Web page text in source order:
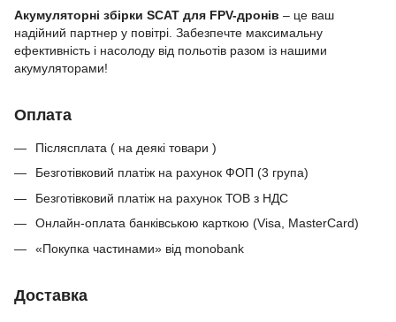
Акумуляторні збірки SCAT для FPV-дронів – це ваш
надійний партнер у повітрі. Забезпечте максимальну
ефективність і насолоду від польотів разом із нашими
акумуляторами!
Оплата
Післясплата ( на деякі товари )
Безготівковий платіж на рахунок ФОП (3 група)
Безготівковий платіж на рахунок ТОВ з НДС
Онлайн-оплата банківською карткою (Visa, MasterCard)
«Покупка частинами» від monobank
Доставка